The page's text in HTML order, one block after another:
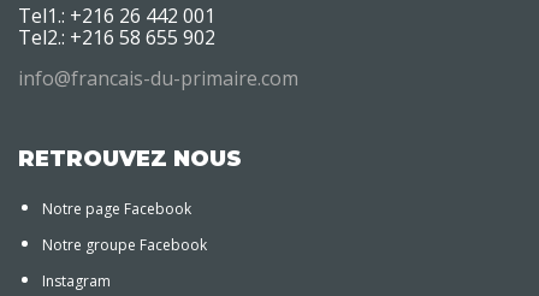
Tel1.: +216 26 442 001
Tel2.: +216 58 655 902
info@francais-du-primaire.com
RETROUVEZ NOUS
Notre page Facebook
Notre groupe Facebook
Instagram